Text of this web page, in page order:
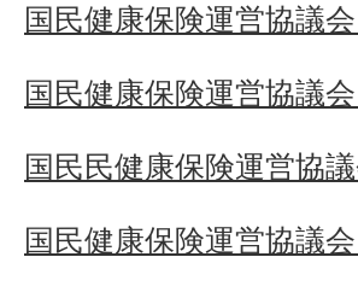
国民健康保険運営協議
国民健康保険運営協議
国民民健康保険運営協
国民健康保険運営協議